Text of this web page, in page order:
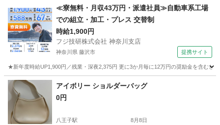
八王子駅 バッグ 食べ物
≪寮無料・月収43万円・派遣社員≫自動車系工場
での組立・加工・プレス 交替制
時給1,900円
フジ技研株式会社 神奈川支店
神奈川県 藤沢市 提携サイト
★新年度時給UP1,900円／残業・深夜2,375円 更に3か月毎に12万円の奨励金を含む
神奈川 藤沢市 その他
アイボリー ショルダーバッグ
0円
八王子駅 8月8日